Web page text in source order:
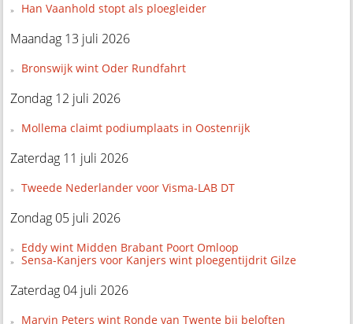
Han Vaanhold stopt als ploegleider
Maandag 13 juli 2026
Bronswijk wint Oder Rundfahrt
Zondag 12 juli 2026
Mollema claimt podiumplaats in Oostenrijk
Zaterdag 11 juli 2026
Tweede Nederlander voor Visma-LAB DT
Zondag 05 juli 2026
Eddy wint Midden Brabant Poort Omloop
Sensa-Kanjers voor Kanjers wint ploegentijdrit Gilze
Zaterdag 04 juli 2026
Marvin Peters wint Ronde van Twente bij beloften